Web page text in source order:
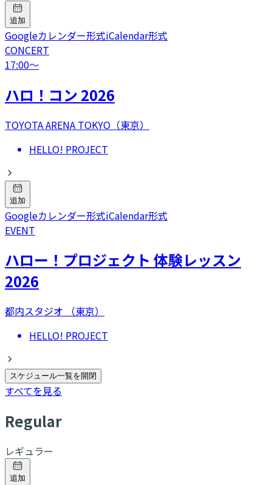
追加
Googleカレンダー形式iCalendar形式
CONCERT
17:00〜
ハロ！コン 2026
TOYOTA ARENA TOKYO（東京）
HELLO! PROJECT
追加
Googleカレンダー形式iCalendar形式
EVENT
ハロー！プロジェクト 体験レッスン
2026
都内スタジオ （東京）
HELLO! PROJECT
スケジュール一覧を開閉
すべてを見る
Regular
レギュラー
追加